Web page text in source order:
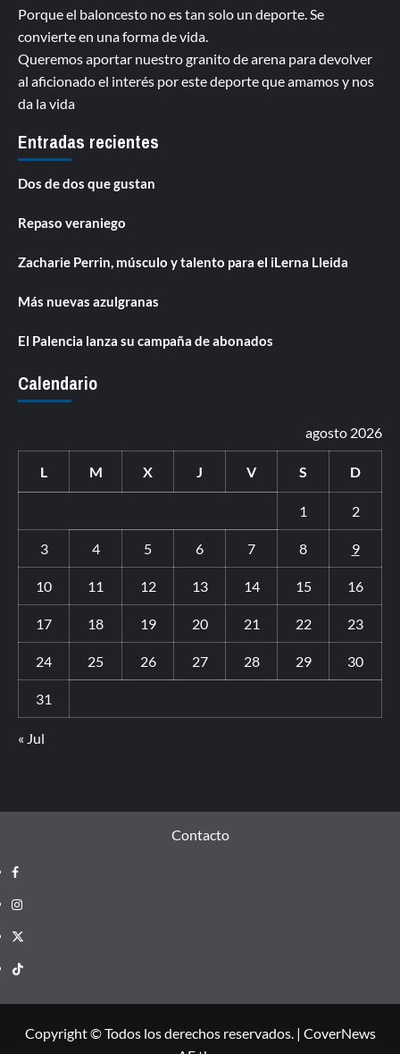
Porque el baloncesto no es tan solo un deporte. Se
convierte en una forma de vida.
Queremos aportar nuestro granito de arena para devolver
al aficionado el interés por este deporte que amamos y nos
da la vida
Entradas recientes
Dos de dos que gustan
Repaso veraniego
Zacharie Perrin, músculo y talento para el iLerna Lleida
Más nuevas azulgranas
El Palencia lanza su campaña de abonados
Calendario
agosto 2026
L M X J V S D
1 2
3 4 5 6 7 8 9
10 11 12 13 14 15 16
17 18 19 20 21 22 23
24 25 26 27 28 29 30
31
« Jul
Contacto
Copyright © Todos los derechos reservados. | CoverNews